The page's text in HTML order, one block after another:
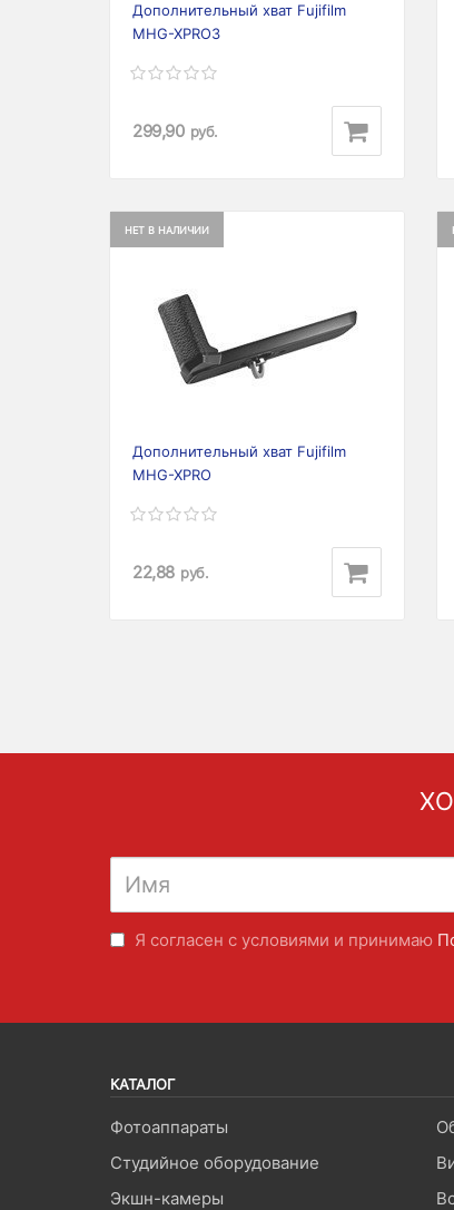
Дополнительный хват Fujifilm
MHG-XPRO3
299,90 руб.
НЕТ В НАЛИЧИИ
Дополнительный хват Fujifilm
MHG-XPRO
22,88 руб.
Я согласен с условиями и принимаю
КАТАЛОГ
Фотоаппараты
Студийное оборудование
Экшн-камеры